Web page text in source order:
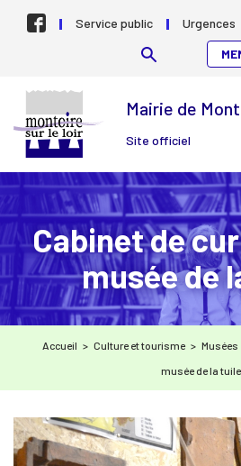
Aller au contenu
Mairie de
Site officiel
Service public Urgences
Cabinet de
musée de
Accueil > Culture et tourisme > Musées
musée de la tuile